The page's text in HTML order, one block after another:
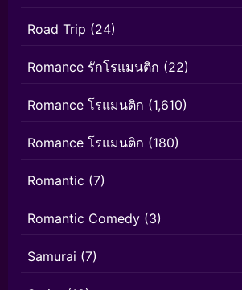
Road Trip (24)
Romance รักโรแมนติก (22)
Romance โรแมนติก (1,610)
Romance โรแมนติก (180)
Romantic (7)
Romantic Comedy (3)
Samurai (7)